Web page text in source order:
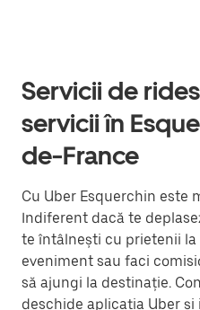
Servicii de
servicii în
de-France
Cu Uber Esquerchin este
Indiferent dacă te
te întâlnești cu prietenii
eveniment sau faci
să ajungi la destinație.
deschide aplicația Uber